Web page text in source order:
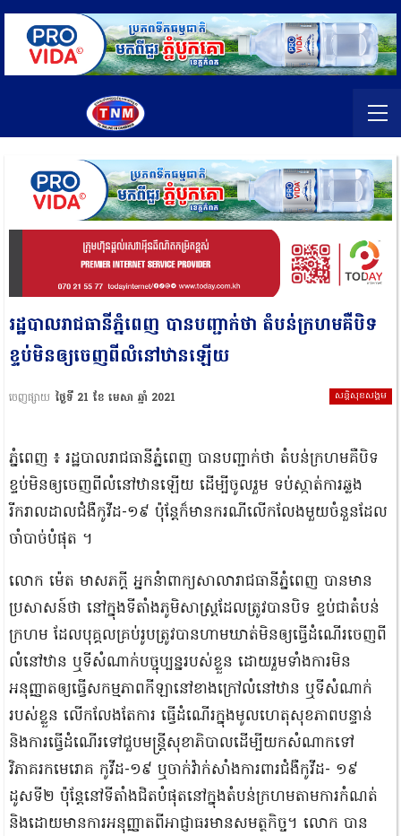
រដ្ឋបាលរាជធានីភ្នំពេញ បានបញ្ជាក់ថា តំបន់ក្រហមគឺបិទ
ខ្ទប់មិនឲ្យចេញពីលំនៅឋានឡើយ
សន្តិសុខសង្គម
ចេញផ្សាយ ថ្ងៃទី 21 ខែ មេសា ឆ្នាំ 2021
ភ្នំពេញ ៖ រដ្ឋបាលរាជធានីភ្នំពេញ បានបញ្ជាក់ថា តំបន់ក្រហមគឺបិទ
ខ្ទប់មិនឲ្យចេញពីលំនៅឋានឡើយ ដើម្បីចូលរួម ទប់ស្កាត់ការឆ្លង
រីករាលដាលជំងឺកូវីដ-១៩ ប៉ុន្តែក៏មានករណីលើកលែងមួយចំនួនដែល
ចាំបាច់បំផុត ។
លោក ម៉េត មាសភក្តី អ្នកនំាពាក្យសាលារាជធានីភ្នំពេញ បានមាន
ប្រសាសន៍ថា នៅក្នុងទីតាំងភូមិសាស្ត្រដែលត្រូវបានបិទ ខ្ទប់ជាតំបន់
ក្រហម ដែលបុគ្គលគ្រប់រូបត្រូវបានហាមឃាត់មិនឲ្យធ្វើដំណើរចេញពី
លំនៅឋាន ឬទីសំណាក់បច្ចុប្បន្នរបស់ខ្លួន ដោយរួមទាំងការមិន
អនុញ្ញាតឲ្យធ្វើសកម្មភាពកីឡានៅខាងក្រៅលំនៅឋាន ឬទីសំណាក់
របស់ខ្លួន លើកលែងតែការ ធ្វើដំណើរក្នុងមូលហេតុសុខភាពបន្ទាន់
និងការធ្វើដំណើរទៅជួបមន្ត្រីសុខាភិបាលដើម្បីយកសំណាកទៅ
វិភាគរកមេរោគ កូវីដ-១៩ ឬចាក់វ៉ាក់សាំងការពារជំងឺកូវីដ- ១៩
ដូសទី២ ប៉ុន្តែនៅទីតាំងជិតបំផុតនៅក្នុងតំបន់ក្រហមតាមការកំណត់
និងដោយមានការអនុញ្ញាតពីអាជ្ញាធរមានសមត្ថកិច្ច។ លោក បាន